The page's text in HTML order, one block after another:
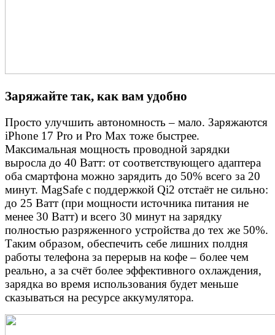
Заряжайте так, как вам удобно
Просто улучшить автономность – мало. Заряжаются
iPhone 17 Pro и Pro Max тоже быстрее.
Максимальная мощность проводной зарядки
выросла до 40 Ватт: от соответствующего адаптера
оба смартфона можно зарядить до 50% всего за 20
минут. MagSafe с поддержкой Qi2 отстаёт не сильно:
до 25 Ватт (при мощности источника питания не
менее 30 Ватт) и всего 30 минут на зарядку
полностью разряженного устройства до тех же 50%.
Таким образом, обеспечить себе лишних полдня
работы телефона за перерыв на кофе – более чем
реально, а за счёт более эффективного охлаждения,
зарядка во время использования будет меньше
сказываться на ресурсе аккумулятора.